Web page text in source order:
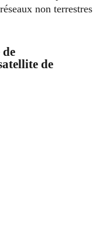
non terrestres
de